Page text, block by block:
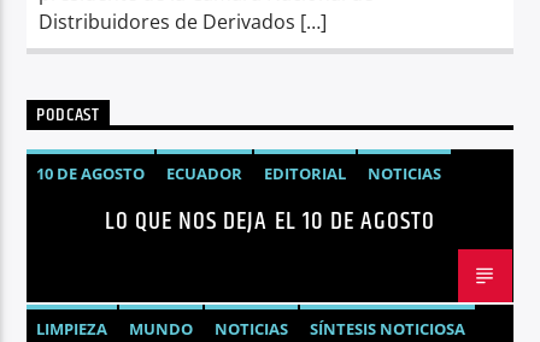
Distribuidores de Derivados […]
PODCAST
10 DE AGOSTO ECUADOR EDITORIAL NOTICIAS
LO QUE NOS DEJA EL 10 DE AGOSTO
LIMPIEZA MUNDO NOTICIAS
SÍNTESIS NOTICIOSA